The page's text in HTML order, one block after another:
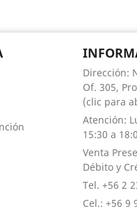
Dirección:
Of. 305,
(clic para
Atención:
15:30 a
Venta
Débito y
Tel. +56 2
Cel.: +56 9